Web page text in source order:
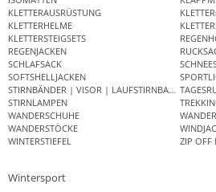
KLETTERAUSRÜSTUNG
KLETTERHELME
KLETTERSTEIGSETS
REGENJACKEN
SCHLAFSACK
SOFTSHELLJACKEN
STIRNBÄNDER | VISOR | LAUFSTIRNBAND
STIRNLAMPEN
WANDERSCHUHE
WANDERSTÖCKE
WINTERSTIEFEL
ZIP OFF
Wintersport